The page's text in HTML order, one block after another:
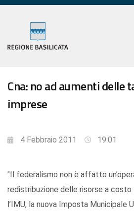
Cna: no ad aumenti delle
imprese
4 Febbraio 2011 19:01
"Il federalismo non è affatto
redistribuzione delle risorse a costo
l’IMU, la nuova Imposta Municipale